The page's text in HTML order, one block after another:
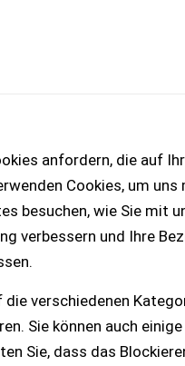
anfordern, die auf
Cookies, um
besuchen, wie Sie mit
verbessern und Ihre
die verschiedenen
Sie können auch
Sie, dass das